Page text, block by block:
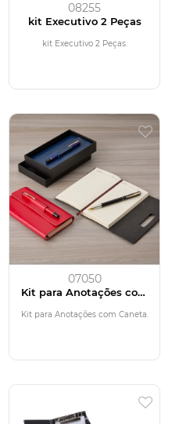
08255
kit Executivo 2 Peças
kit Executivo 2 Peças.
07050
Kit para Anotações com
Caneta
Kit para Anotações com Caneta.